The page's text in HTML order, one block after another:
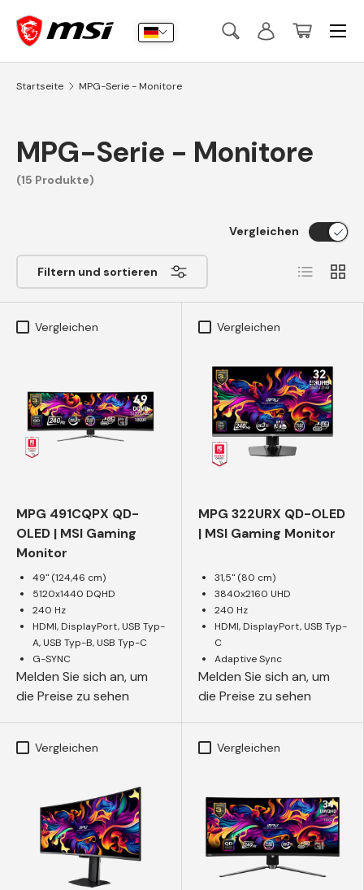
Direkt zum Inhalt
Suchen
SucheAnmelden
Korb
Menü
Startseite MPG-Serie - Monitore
MPG-Serie - Monitore
(15 Produkte)
Filtern und sortieren
Vergleichen
Liste
Vergleichen
MPG 491CQPX QD-
OLED | MSI Gaming
Monitor
49" (124,46 cm)
5120x1440 DQHD
240 Hz
HDMI, DisplayPort, USB Typ-
A, USB Typ-B, USB Typ-C
G-SYNC
Melden Sie sich an, um
die Preise zu sehen
Vergleichen
MPG 322URX QD-OLED
| MSI Gaming Monitor
31,5" (80 cm)
3840x2160 UHD
240 Hz
HDMI, DisplayPort, USB Typ-
C
Adaptive Sync
Melden Sie sich an, um
die Preise zu sehen
Vergleichen Vergleichen